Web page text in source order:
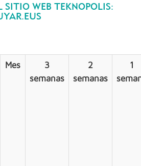
SITIO WEB TEKNOPOLIS:
Mes
3
semanas
2
semanas
1